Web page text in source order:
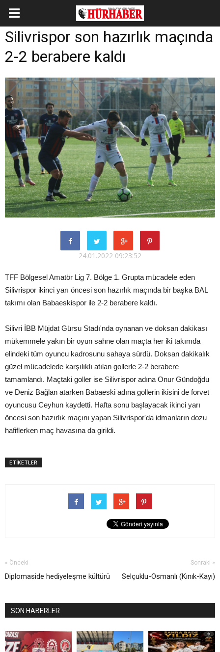
Silivrispor son hazırlık maçında
2-2 berabere kaldı
24.01.2022 09:23:52
TFF Bölgesel Amatör Lig 7. Bölge 1. Grupta mücadele eden
Silivrispor ikinci yarı öncesi son hazırlık maçında bir başka BAL
takımı olan Babaeskispor ile 2-2 berabere kaldı.
Silivri İBB Müjdat Gürsu Stadı'nda oynanan ve doksan dakikası
mükemmele yakın bir oyun sahne olan maçta her iki takımda
elindeki tüm oyuncu kadrosunu sahaya sürdü. Doksan dakikalık
güzel mücadelede karşılıklı atılan gollerle 2-2 berabere
tamamlandı. Maçtaki goller ise Silivrispor adına Onur Gündoğdu
ve Deniz Bağlan atarken Babaeski adına gollerin ikisini de forvet
oyuncusu Ceyhun kaydetti. Hafta sonu başlayacak ikinci yarı
öncesi son hazırlık maçını yapan Silivrispor'da idmanların dozu
hafiflerken maç havasına da girildi.
ETİKETLER
« Önceki
Diplomaside hediyeleşme kültürü
Sonraki »
Selçuklu-Osmanlı (Kınık-Kayı)
SON HABERLER